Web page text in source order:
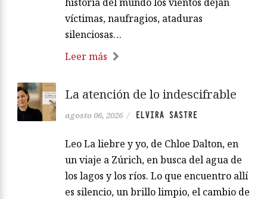
víctimas, naufragios, ataduras
silenciosas…
Leer más
La atención de lo indescifrable
agosto 06, 2026 / ELVIRA SASTRE
Leo La liebre y yo, de Chloe Dalton, en
un viaje a Zúrich, en busca del agua de
los lagos y los ríos. Lo que encuentro allí
es silencio, un brillo limpio, el cambio de